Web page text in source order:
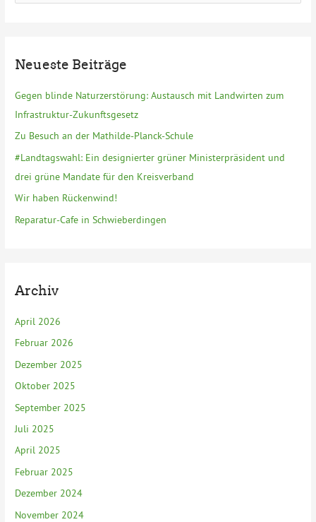
n
n
a
c
Neueste Beiträge
Gegen blinde Naturzerstörung: Austausch mit Landwirten zum
Infrastruktur-Zukunftsgesetz
Zu Besuch an der Mathilde-Planck-Schule
#Landtagswahl: Ein designierter grüner Ministerpräsident und
drei grüne Mandate für den Kreisverband
Wir haben Rückenwind!
Reparatur-Cafe in Schwieberdingen
Archiv
April 2026
Februar 2026
Dezember 2025
Oktober 2025
September 2025
Juli 2025
April 2025
Februar 2025
Dezember 2024
November 2024